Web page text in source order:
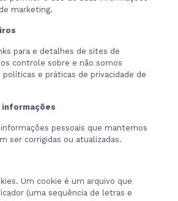
marketing.
para e detalhes de sites de
controle sobre e não somos
políticas e práticas de privacidade de
informações
pessoais que mantemos
ser corrigidas ou atualizadas.
Um cookie é um arquivo que
(uma sequência de letras e